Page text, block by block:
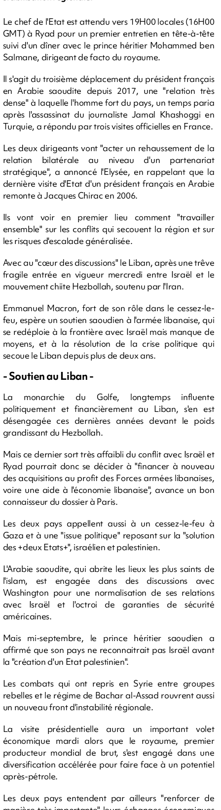
Le chef de l'Etat est attendu vers 19H00 locales (16H00
GMT) à Ryad pour un premier entretien en tête-à-tête
suivi d'un dîner avec le prince héritier Mohammed ben
Salmane, dirigeant de facto du royaume.
Il s'agit du troisième déplacement du président français
en Arabie saoudite depuis 2017, une "relation très
dense" à laquelle l'homme fort du pays, un temps paria
après l'assassinat du journaliste Jamal Khashoggi en
Turquie, a répondu par trois visites officielles en France.
Les deux dirigeants vont "acter un rehaussement de la
relation bilatérale au niveau d'un partenariat
stratégique", a annoncé l'Elysée, en rappelant que la
dernière visite d'Etat d'un président français en Arabie
remonte à Jacques Chirac en 2006.
Ils vont voir en premier lieu comment "travailler
ensemble" sur les conflits qui secouent la région et sur
les risques d'escalade généralisée.
Avec au "cœur des discussions" le Liban, après une trêve
fragile entrée en vigueur mercredi entre Israël et le
mouvement chiite Hezbollah, soutenu par l'Iran.
Emmanuel Macron, fort de son rôle dans le cessez-le-
feu, espère un soutien saoudien à l'armée libanaise, qui
se redéploie à la frontière avec Israël mais manque de
moyens, et à la résolution de la crise politique qui
secoue le Liban depuis plus de deux ans.
- Soutien au Liban -
La monarchie du Golfe, longtemps influente
politiquement et financièrement au Liban, s'en est
désengagée ces dernières années devant le poids
grandissant du Hezbollah.
Mais ce dernier sort très affaibli du conflit avec Israël et
Ryad pourrait donc se décider à "financer à nouveau
des acquisitions au profit des Forces armées libanaises,
voire une aide à l'économie libanaise", avance un bon
connaisseur du dossier à Paris.
Les deux pays appellent aussi à un cessez-le-feu à
Gaza et à une "issue politique" reposant sur la "solution
des +deux Etats+", israélien et palestinien.
L'Arabie saoudite, qui abrite les lieux les plus saints de
l'islam, est engagée dans des discussions avec
Washington pour une normalisation de ses relations
avec Israël et l'octroi de garanties de sécurité
américaines.
Mais mi-septembre, le prince héritier saoudien a
affirmé que son pays ne reconnaitrait pas Israël avant
la "création d'un Etat palestinien".
Les combats qui ont repris en Syrie entre groupes
rebelles et le régime de Bachar al-Assad rouvrent aussi
un nouveau front d'instabilité régionale.
La visite présidentielle aura un important volet
économique mardi alors que le royaume, premier
producteur mondial de brut, s'est engagé dans une
diversification accélérée pour faire face à un potentiel
après-pétrole.
Les deux pays entendent par ailleurs "renforcer de